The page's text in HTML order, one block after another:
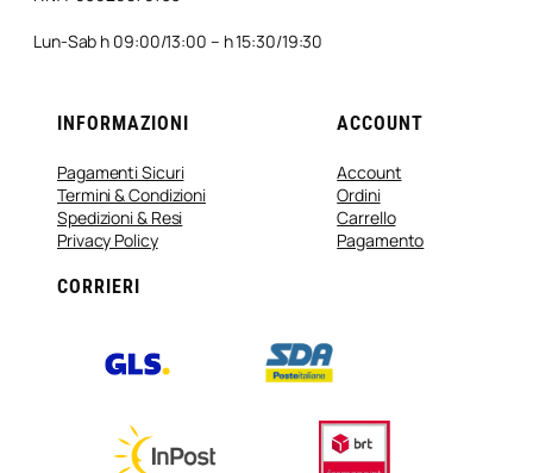
Lun-Sab h 09:00/13:00 – h 15:30/19:30
INFORMAZIONI
Pagamenti Sicuri
Termini & Condizioni
Spedizioni & Resi
Privacy Policy
ACCOUNT
Account
Ordini
Carrello
Pagamento
CORRIERI